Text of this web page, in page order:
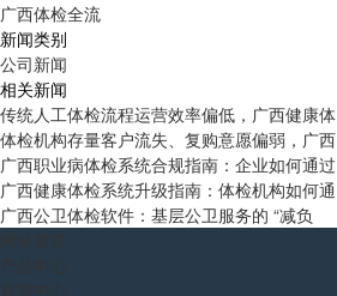
广西体检全流
新闻类别
公司新闻
相关新闻
传统人工体检流程运营效率偏低，广西健康体
体检机构存量客户流失、复购意愿偏弱，广西
广西职业病体检系统合规指南：企业如何通过
广西健康体检系统升级指南：体检机构如何通
广西公卫体检软件：基层公卫服务的 “减负